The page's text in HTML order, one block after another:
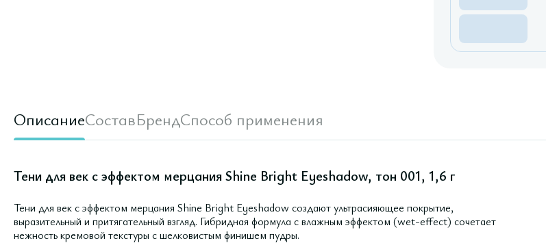
ОписаниеСоставБрендСпособ применения
Тени для век с эффектом мерцания Shine Bright Eyeshadow, тон 001, 1,6 г
Тени для век с эффектом мерцания Shine Bright Eyeshadow создают ультрасияющее покрытие,
выразительный и притягательный взгляд. Гибридная формула с влажным эффектом (wet-effect) сочетает
нежность кремовой текстуры с шелковистым финишем пудры.